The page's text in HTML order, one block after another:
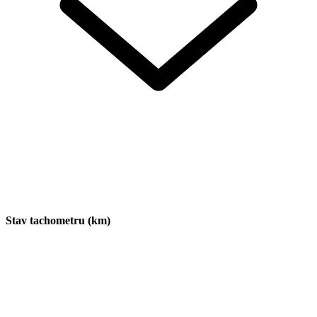
Stav tachometru (km)